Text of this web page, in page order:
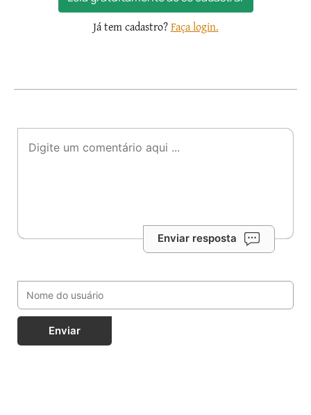
Já tem cadastro?Faça login.
Enviar resposta
Enviar